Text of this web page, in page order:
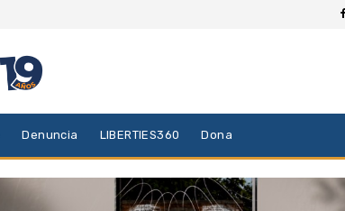
Denuncia LIBERTIES360 Dona